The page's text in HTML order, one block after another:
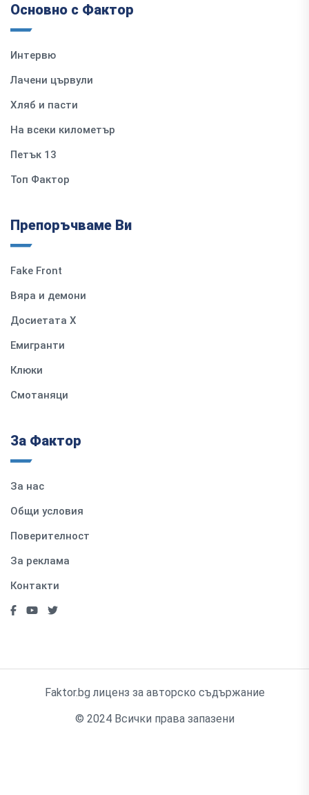
Основно с Фактор
Интервю
Лачени цървули
Хляб и пасти
На всеки километър
Петък 13
Топ Фактор
Препоръчваме Ви
Fake Front
Вяра и демони
Досиетата Х
Емигранти
Клюки
Смотаняци
За Фактор
За нас
Общи условия
Поверителност
За реклама
Контакти
Faktor.bg лиценз за авторско съдържание
© 2024 Всички права запазени